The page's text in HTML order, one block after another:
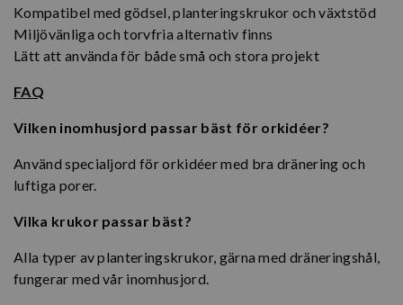
Kompatibel med gödsel, planteringskrukor och växtstöd
Miljövänliga och torvfria alternativ finns
Lätt att använda för både små och stora projekt
FAQ
Vilken inomhusjord passar bäst för orkidéer?
Använd specialjord för orkidéer med bra dränering och
luftiga porer.
Vilka krukor passar bäst?
Alla typer av planteringskrukor, gärna med dräneringshål,
fungerar med vår inomhusjord.